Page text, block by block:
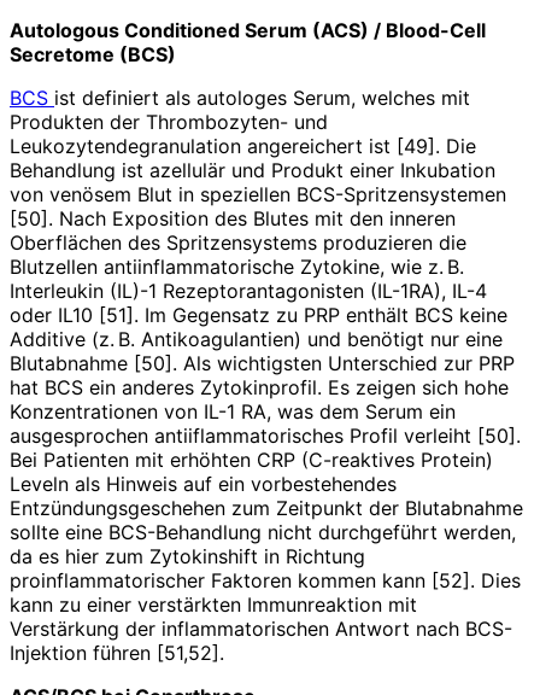
Autologous Conditioned Serum (ACS) / Blood-Cell
Secretome (BCS)
BCS ist definiert als autologes Serum, welches mit
Produkten der Thrombozyten- und
Leukozytendegranulation angereichert ist [49]. Die
Behandlung ist azellulär und Produkt einer Inku­bation
von venösem Blut in speziellen BCS-Spritzen­systemen
[50]. Nach Exposition des Blutes mit den inneren
Oberflächen des Spritzensystems produzieren die
Blutzellen antiinflammatorische Zytokine, wie z. B.
Interleukin (IL)-1 Rezeptorantagonisten (IL-1RA), IL-4
oder IL10 [51]. Im Gegensatz zu PRP enthält BCS keine
Additive (z. B. Antiko­agulantien) und benötigt nur eine
Blutabnahme [50]. Als wichtigsten Unterschied zur PRP
hat BCS ein anderes Zytokinprofil. Es zeigen sich hohe
Konzentrationen von IL-1 RA, was dem Serum ein
ausgesprochen antiiflammatorisches Profil verleiht [50].
Bei Patienten mit erhöhten CRP (C-reaktives Protein)
Leveln als Hinweis auf ein vorbestehendes
Entzündungsgeschehen zum Zeitpunkt der Blutabnahme
sollte eine BCS-Behandlung nicht durchgeführt werden,
da es hier zum Zytokinshift in Richtung
proinflammatorischer Faktoren kommen kann [52]. Dies
kann zu einer verstärkten Immunreaktion mit
Verstärkung der inflammatorischen Antwort nach BCS-
Injektion führen [51,52].